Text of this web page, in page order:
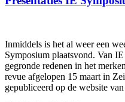
Inmiddels is het al weer een
Symposium plaatsvond. Van
gegronde redenen in het
revue afgelopen 15 maart in
gepubliceerd op de website